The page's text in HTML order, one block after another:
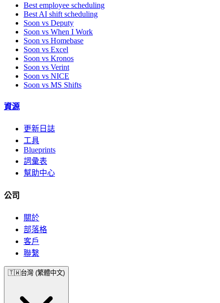
Best employee scheduling
Best AI shift scheduling
Soon vs Deputy
Soon vs When I Work
Soon vs Homebase
Soon vs Excel
Soon vs Kronos
Soon vs Verint
Soon vs NICE
Soon vs MS Shifts
資源
更新日誌
工具
Blueprints
詞彙表
幫助中心
公司
關於
部落格
客戶
聯繫
🇹🇼台灣 (繁體中文)